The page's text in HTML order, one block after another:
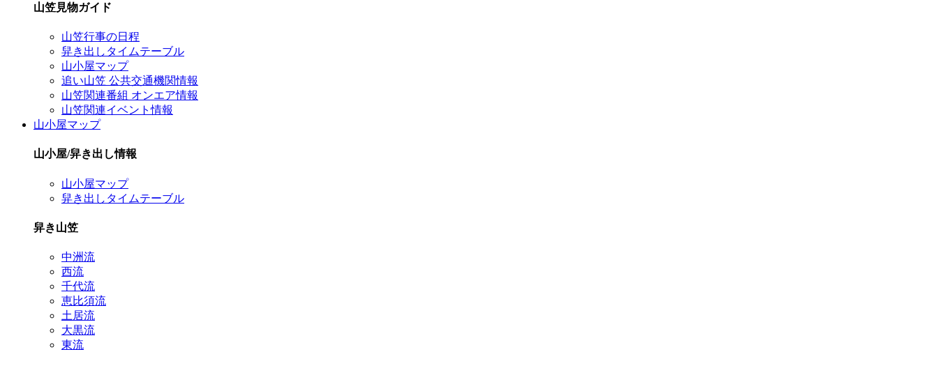
山笠見物ガイド
山笠行事の日程
舁き出しタイムテーブル
山小屋マップ
追い山笠 公共交通機関情報
山笠関連番組 オンエア情報
山笠関連イベント情報
山小屋マップ
山小屋/舁き出し情報
山小屋マップ
舁き出しタイムテーブル
舁き山笠
中洲流
西流
千代流
恵比須流
土居流
大黒流
東流